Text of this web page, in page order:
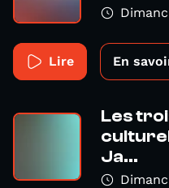
Lire En
Les
Ja...